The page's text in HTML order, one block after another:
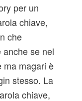
per un
chiave,
che
se nel
ma magari è
stesso. La
chiave,